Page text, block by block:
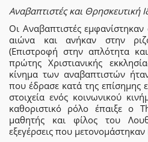
Αναβαπτιστές και Θρησκευτική
Οι Αναβαπτιστές
αιώνα και ανήκαν στην
(Επιστροφή στην απλότητα
πρώτης Χριστιανικής
κίνημα των αναβαπτιστών
που έδρασε κατά της επίσημης
στοιχεία ενός κοινωνικού
καθοριστικό ρόλο έπαιξε ο
μαθητής και φίλος του
εξεγέρσεις που